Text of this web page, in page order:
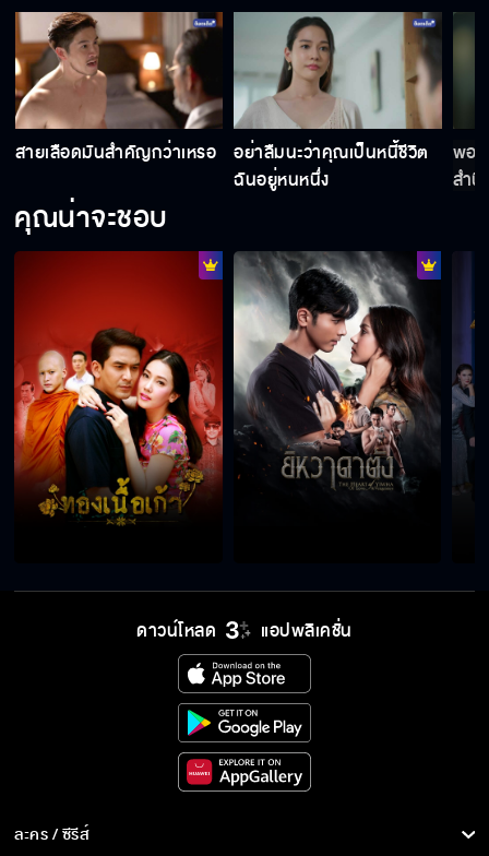
สายรักสายเลือด EP.20
สายเลือดมันสำคัญกว่าเหรอ
อย่าลืมนะว่าคุณเป็นหนี้ชีวิต
ฉันอยู่หนหนึ่ง
พอไ
สำนึ
คุณน่าจะชอบ
ดาวน์โหลด แอปพลิเคชั่น
ละคร / ซีรีส์